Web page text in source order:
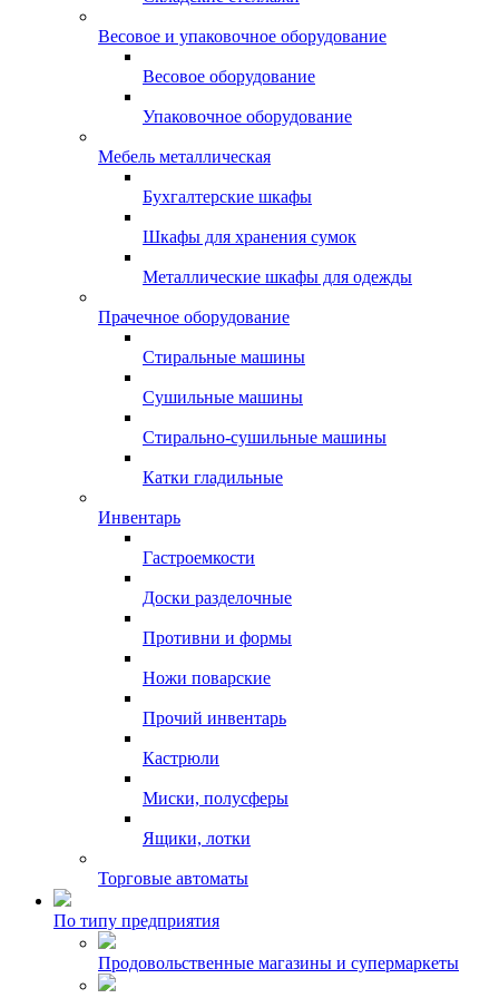
Весовое и упаковочное оборудование
Весовое оборудование
Упаковочное оборудование
Мебель металлическая
Бухгалтерские шкафы
Шкафы для хранения сумок
Металлические шкафы для одежды
Прачечное оборудование
Стиральные машины
Сушильные машины
Стирально-сушильные машины
Катки гладильные
Инвентарь
Гастроемкости
Доски разделочные
Противни и формы
Ножи поварские
Прочий инвентарь
Кастрюли
Миски, полусферы
Ящики, лотки
Торговые автоматы
По типу предприятия
Продовольственные магазины и супермаркеты